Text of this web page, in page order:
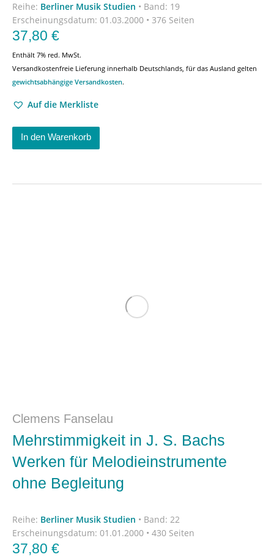
Reihe: Berliner Musik Studien • Band: 19
Erscheinungsdatum: 01.03.2000 • 376 Seiten
37,80 €
Enthält 7% red. MwSt.
Versandkostenfreie Lieferung innerhalb Deutschlands, für das Ausland gelten
gewichtsabhängige Versandkosten.
Auf die Merkliste
In den Warenkorb
Clemens Fanselau
Mehrstimmigkeit in J. S. Bachs
Werken für Melodieinstrumente
ohne Begleitung
Reihe: Berliner Musik Studien • Band: 22
Erscheinungsdatum: 01.01.2000 • 430 Seiten
37,80 €